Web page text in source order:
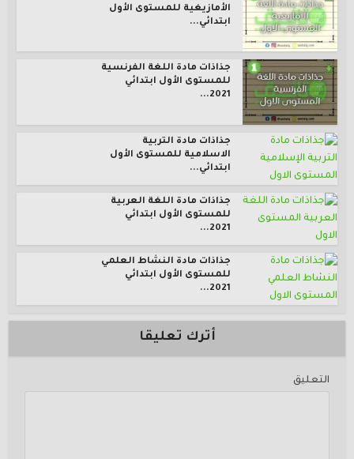
الأمازيغية للمستوى الأول
ابتدائي...
جذاذات مادة اللغة الفرنسية
للمستوى الأول ابتدائي
2021...
جذاذات مادة التربية
الاسلامية للمستوى الأول
ابتدائي...
جذاذات مادة اللغة العربية
للمستوى الأول ابتدائي
2021...
جذاذات مادة النشاط العلمي
للمستوى الأول ابتدائي
2021...
أترك تعليقا
التعليق